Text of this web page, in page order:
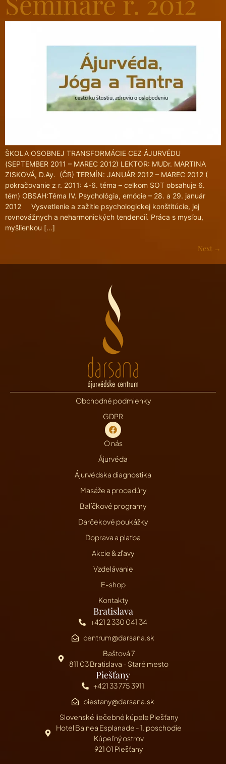
ŠKOLA OSOBNEJ TRANSFORMÁCIE CEZ ÁJURVÉDU
(SEPTEMBER 2011 – MAREC 2012) LEKTOR: MUDr. MARTINA
ZISKOVÁ, D.Ay. (ČR) TERMÍN: JANUÁR 2012 – MAREC 2012 (
pokračovanie z r. 2011: 4-6. téma – celkom SOT obsahuje 6.
tém) OBSAH:Téma IV. Psychológia, emócie – 28. a 29. január
2012 Vysvetlenie a zažitie psychologickej konštitúcie, jej
rovnovážnych a neharmonických tendencií. Práca s mysľou,
myšlienkou […]
Next →
Obchodné podmienky
GDPR
O nás
Ájurvéda
Ájurvédska diagnostika
Masáže a procedúry
Balíčkové programy
Darčekové poukážky
Doprava a platba
Akcie & zľavy
Vzdelávanie
E-shop
Kontakty
Bratislava
+421 2 330 041 34
centrum@darsana.sk
Baštová 7
811 03 Bratislava - Staré mesto
Piešťany
+421 33 775 3911
piestany@darsana.sk
Slovenské liečebné kúpele Piešťany
Hotel Balnea Esplanade - 1. poschodie
Kúpeľný ostrov
921 01 Piešťany